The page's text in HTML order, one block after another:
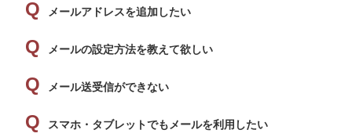
メールアドレスを追加したい
メールの設定方法を教えて欲しい
メール送受信ができない
スマホ・タブレットでもメールを利用したい